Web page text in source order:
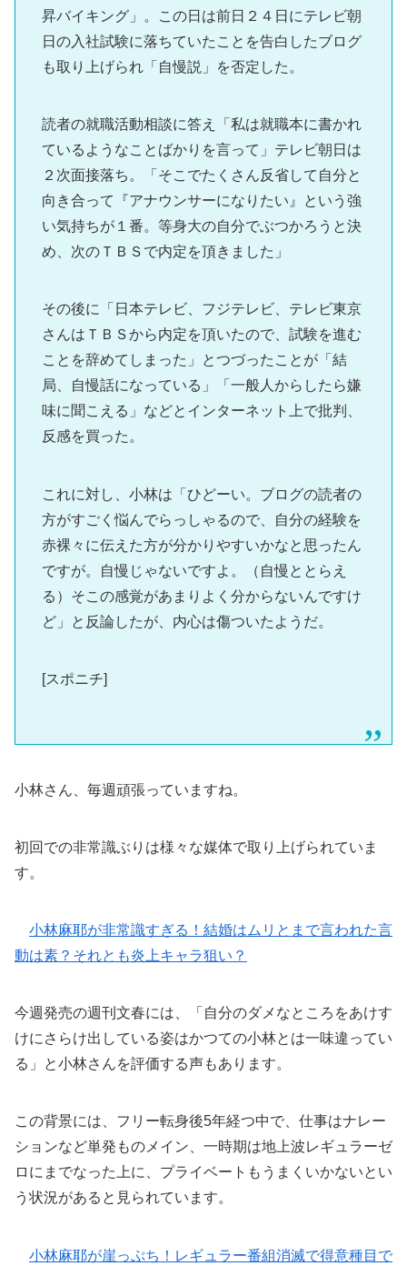
昇バイキング」。この日は前日２４日にテレビ朝
日の入社試験に落ちていたことを告白したブログ
も取り上げられ「自慢説」を否定した。
読者の就職活動相談に答え「私は就職本に書かれ
ているようなことばかりを言って」テレビ朝日は
２次面接落ち。「そこでたくさん反省して自分と
向き合って『アナウンサーになりたい』という強
い気持ちが１番。等身大の自分でぶつかろうと決
め、次のＴＢＳで内定を頂きました」
その後に「日本テレビ、フジテレビ、テレビ東京
さんはＴＢＳから内定を頂いたので、試験を進む
ことを辞めてしまった」とつづったことが「結
局、自慢話になっている」「一般人からしたら嫌
味に聞こえる」などとインターネット上で批判、
反感を買った。
これに対し、小林は「ひどーい。ブログの読者の
方がすごく悩んでらっしゃるので、自分の経験を
赤裸々に伝えた方が分かりやすいかなと思ったん
ですが。自慢じゃないですよ。（自慢ととらえ
る）そこの感覚があまりよく分からないんですけ
ど」と反論したが、内心は傷ついたようだ。
[スポニチ]
小林さん、毎週頑張っていますね。
初回での非常識ぶりは様々な媒体で取り上げられていま
す。
小林麻耶が非常識すぎる！結婚はムリとまで言われた言
動は素？それとも炎上キャラ狙い？
今週発売の週刊文春には、「自分のダメなところをあけす
けにさらけ出している姿はかつての小林とは一味違ってい
る」と小林さんを評価する声もあります。
この背景には、フリー転身後5年経つ中で、仕事はナレー
ションなど単発ものメイン、一時期は地上波レギュラーゼ
ロにまでなった上に、プライベートもうまくいかないとい
う状況があると見られています。
小林麻耶が崖っぷち！レギュラー番組消滅で得意種目で